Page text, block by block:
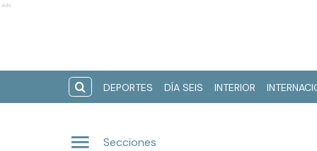
Ads
DEPORTES DÍA SEIS INTERIOR
Secciones